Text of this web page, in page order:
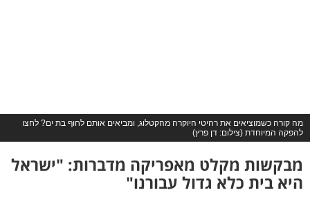
מה קורה כשמוציאים את רהיטי היוקרה מהקטלוג, ומביאים אותם לחוף בת ים? לחצו
להפקה המיוחדת (צילום: דן פרץ)
מבקשות מקלט מאפריקה מדברות: "ישראל
היא בית כלא גדול עבורנו"